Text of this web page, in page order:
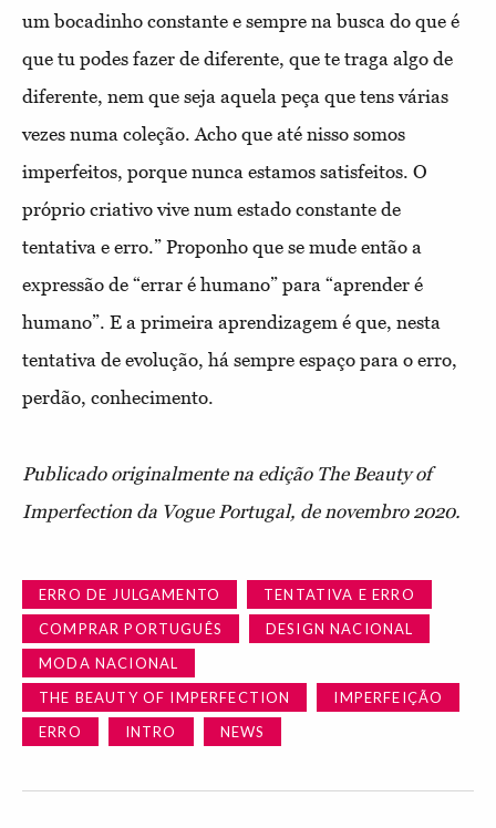
um bocadinho constante e sempre na busca do que é
que tu podes fazer de diferente, que te traga algo de
diferente, nem que seja aquela peça que tens várias
vezes numa coleção. Acho que até nisso somos
imperfeitos, porque nunca estamos satisfeitos. O
próprio criativo vive num estado constante de
tentativa e erro.” Proponho que se mude então a
expressão de “errar é humano” para “aprender é
humano”. E a primeira aprendizagem é que, nesta
tentativa de evolução, há sempre espaço para o erro,
perdão, conhecimento.
Publicado originalmente na edição The Beauty of
Imperfection da Vogue Portugal, de novembro 2020.
ERRO DE JULGAMENTO
TENTATIVA E ERRO
COMPRAR PORTUGUÊS
DESIGN NACIONAL
MODA NACIONAL
THE BEAUTY OF IMPERFECTION
IMPERFEIÇÃO
ERRO
INTRO NEWS